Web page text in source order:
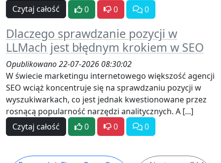
Czytaj całość
0 0 0
Dlaczego sprawdzanie pozycji w
LLMach jest błędnym krokiem w SEO
Opublikowano 22-07-2026 08:30:02
W świecie marketingu internetowego większość agencji
SEO wciąż koncentruje się na sprawdzaniu pozycji w
wyszukiwarkach, co jest jednak kwestionowane przez
rosnącą popularność narzędzi analitycznych. A [...]
Czytaj całość
0 0 0